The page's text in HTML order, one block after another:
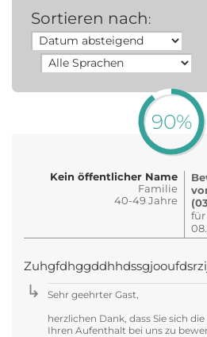
Sortieren nach:
90%
Kein öffentlicher Name
Familie
40-49 Jahre
für
Sehr geehrter Gast,
herzlichen Dank, dass Sie sich
Ihren Aufenthalt bei uns zu